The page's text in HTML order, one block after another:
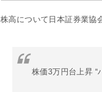
株高について日本証券業協
株価3万円台上昇 “